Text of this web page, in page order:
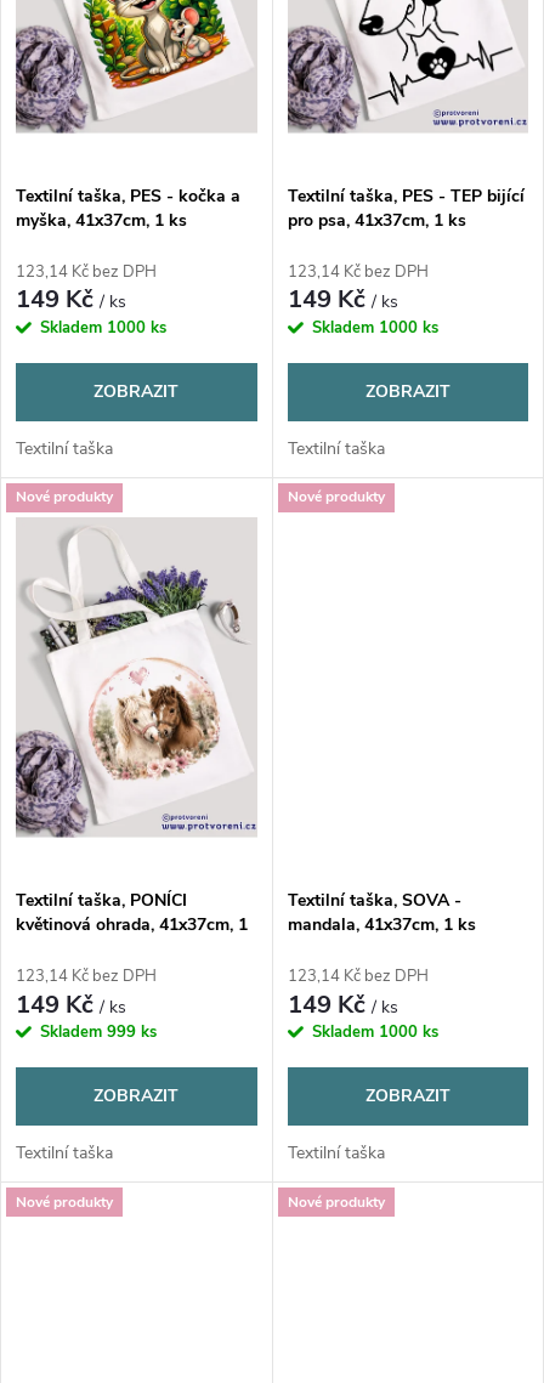
í
p
r
o
d
u
k
t
ů
s
p
o
d
u
k
t
ů
Textilní taška, PES - kočka a
myška, 41x37cm, 1 ks
123,14 Kč bez DPH
149 Kč/ ks
Skladem 1000 ks
ZOBRAZIT
Textilní taška
Textilní taška, PES - TEP bijící
pro psa, 41x37cm, 1 ks
123,14 Kč bez DPH
149 Kč/ ks
Skladem 1000 ks
ZOBRAZIT
Textilní taška
Nové produkty
Textilní taška, PONÍCI
květinová ohrada, 41x37cm, 1
123,14 Kč bez DPH
149 Kč/ ks
Skladem 999 ks
ZOBRAZIT
Textilní taška
Nové produkty
Textilní taška, SOVA -
mandala, 41x37cm, 1 ks
123,14 Kč bez DPH
149 Kč/ ks
Skladem 1000 ks
ZOBRAZIT
Textilní taška
Nové produkty Nové produkty